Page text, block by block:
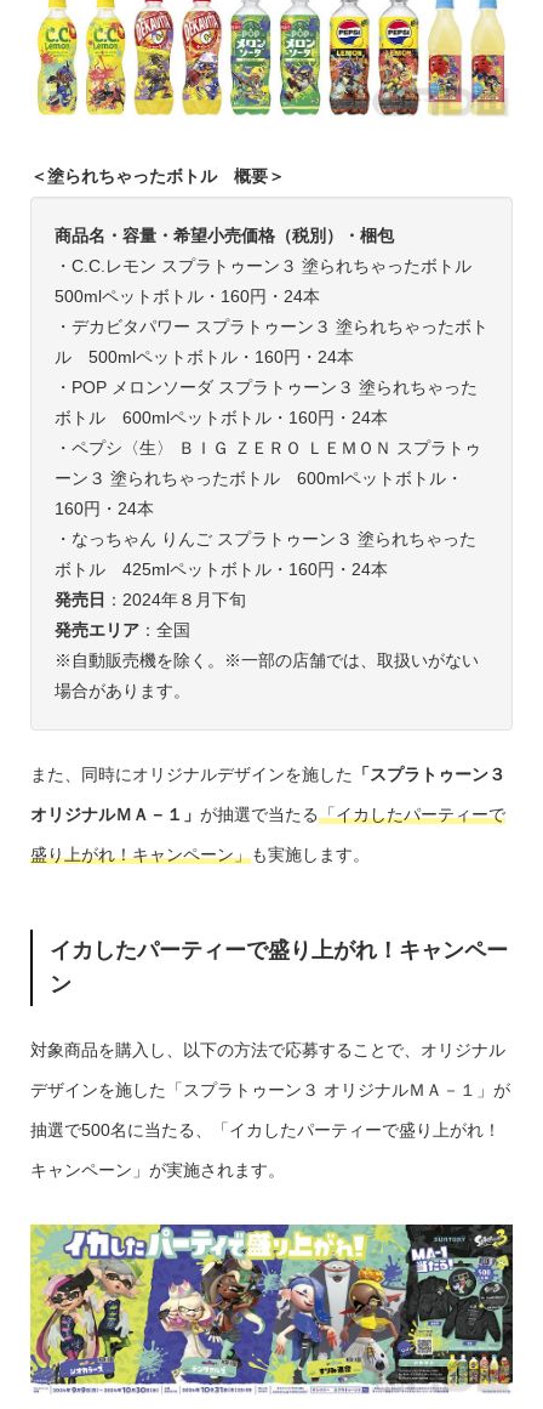
＜塗られちゃったボトル 概要＞
商品名・容量・希望小売価格（税別）・梱包
・C.C.レモン スプラトゥーン３ 塗られちゃったボトル
500mlペットボトル・160円・24本
・デカビタパワー スプラトゥーン３ 塗られちゃったボト
ル 500mlペットボトル・160円・24本
・POP メロンソーダ スプラトゥーン３ 塗られちゃった
ボトル 600mlペットボトル・160円・24本
・ペプシ〈生〉 ＢＩＧ ＺＥＲＯ ＬＥＭＯＮ スプラトゥ
ーン３ 塗られちゃったボトル 600mlペットボトル・
160円・24本
・なっちゃん りんご スプラトゥーン３ 塗られちゃった
ボトル 425mlペットボトル・160円・24本
発売日 ：2024年８月下旬
発売エリア：全国
※自動販売機を除く。※一部の店舗では、取扱いがない
場合があります。
また、同時にオリジナルデザインを施した 「スプラトゥーン３
オリジナルＭＡ－１」 が抽選で当たる「イカしたパーティーで
盛り上がれ！キャンペーン」も実施します。
イカしたパーティーで盛り上がれ！キャンペー
ン
対象商品を購入し、以下の方法で応募することで、オリジナル
デザインを施した「スプラトゥーン３ オリジナルＭＡ－１」が
抽選で500名に当たる、「イカしたパーティーで盛り上がれ！
キャンペーン」が実施されます。